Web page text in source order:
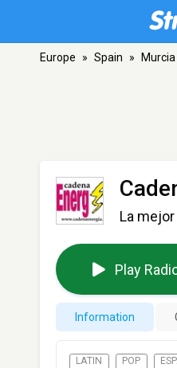
Europe » Spain » Murcia
La
Play
Information
LATIN POP